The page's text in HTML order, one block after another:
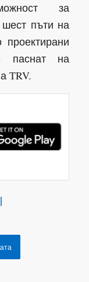
за
пъти на
паснат на
TRV.